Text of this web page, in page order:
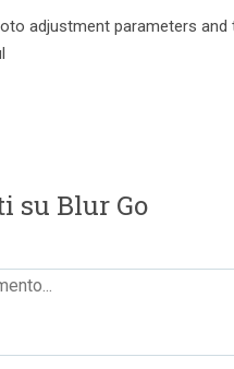
adjustment parameters
su Blur Go